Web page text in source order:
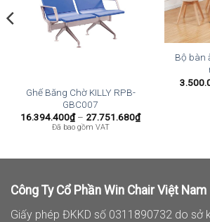
Ghế Băng Chờ KILLY RPB-
GBC007
16.394.400₫ – 27.751.680₫Khoảng
giá:
27.751.680₫
Đã bao gồm VAT
Bộ bàn
Công Ty Cổ Phần Win Chair Việt Nam
Giấy phép ĐKKD số 0311890732 do sở